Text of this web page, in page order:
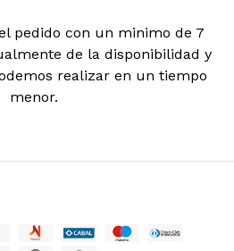
pedido con un minimo de 7
de la disponibilidad y
realizar en un tiempo
menor.